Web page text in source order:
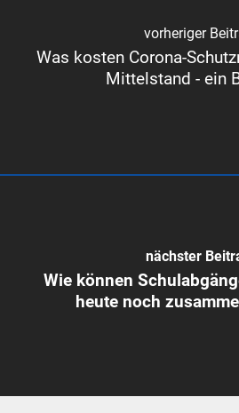
vorheriger
Was kosten Corona-
Mittelstand - ein
nächster
Wie können
heute noch